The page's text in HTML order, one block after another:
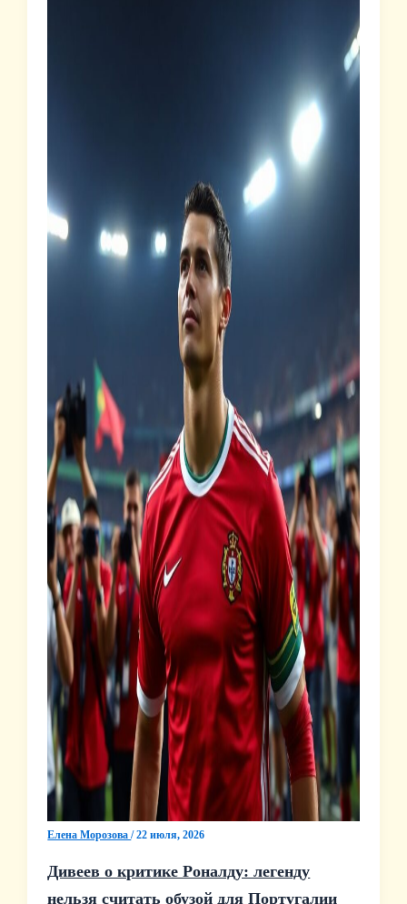
Елена Морозова/22 июля, 2026
Дивеев о критике Роналду: легенду
нельзя считать обузой для Португалии